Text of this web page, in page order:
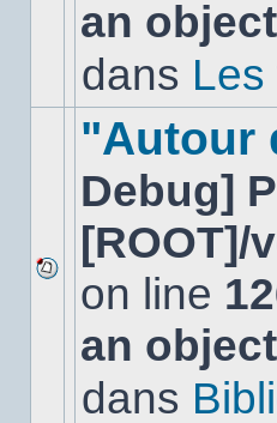
nouveau
message
an
dans Les
Aucun
nouveau
message
non-
dans
"Autour
Debug]
[ROOT]/
on line
an
dans